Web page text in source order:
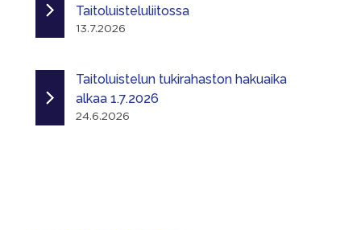
Taitoluisteluliitossa
13.7.2026
Taitoluistelun tukirahaston hakuaika
alkaa 1.7.2026
24.6.2026